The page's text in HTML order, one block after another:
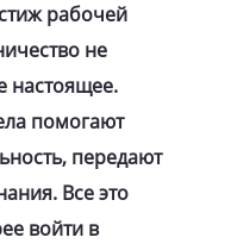
рабочей
не
настоящее.
помогают
передают
Все это
войти в